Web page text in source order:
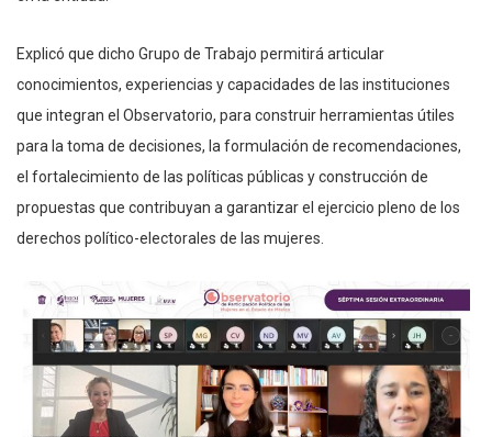
Explicó que dicho Grupo de Trabajo permitirá articular
conocimientos, experiencias y capacidades de las instituciones
que integran el Observatorio, para construir herramientas útiles
para la toma de decisiones, la formulación de recomendaciones,
el fortalecimiento de las políticas públicas y construcción de
propuestas que contribuyan a garantizar el ejercicio pleno de los
derechos político-electorales de las mujeres.